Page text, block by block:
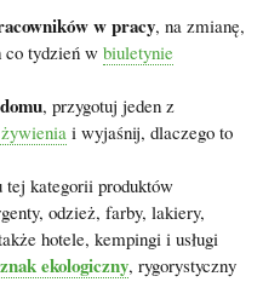
w pracy, na zmianę,
co tydzień w biuletynie
, przygotuj jeden z
i wyjaśnij, dlaczego to
kategorii produktów
odzież, farby, lakiery,
hotele, kempingi i usługi
ekologiczny, rygorystyczny